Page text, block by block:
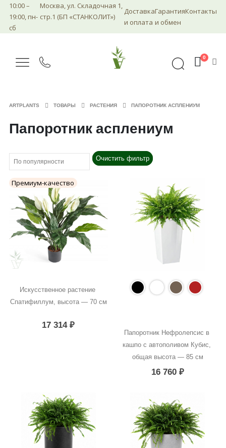
10:00 –
19:00, пн-
сб
Москва, ул. Складочная 1,
стр.1 (БП «СТАНКОЛИТ»)
Доставка
и оплата
Гарантия
и обмен
Контакты
0
ARTPLANTS ТОВАРЫ РАСТЕНИЯ ПАПОРОТНИК АСПЛЕНИУМ
Папоротник асплениум
Очистить фильтр
Премиум-качество
Искусственное растение
Спатифиллум, высота — 70 см
17 314₽
Папоротник Нефролепсис в
кашпо с автополивом Кубис,
общая высота — 85 см
16 760 ₽